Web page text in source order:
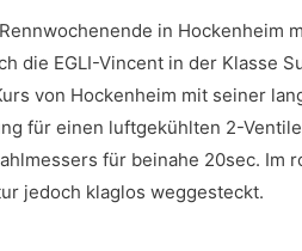
in Hockenheim
die EGLI-Vincent in der Klasse
von Hockenheim mit seiner
für einen luftgekühlten 2-
für beinahe 20sec. Im
jedoch klaglos weggesteckt.